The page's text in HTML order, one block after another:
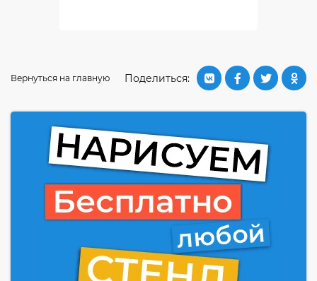
Поделиться:
Вернуться на главную